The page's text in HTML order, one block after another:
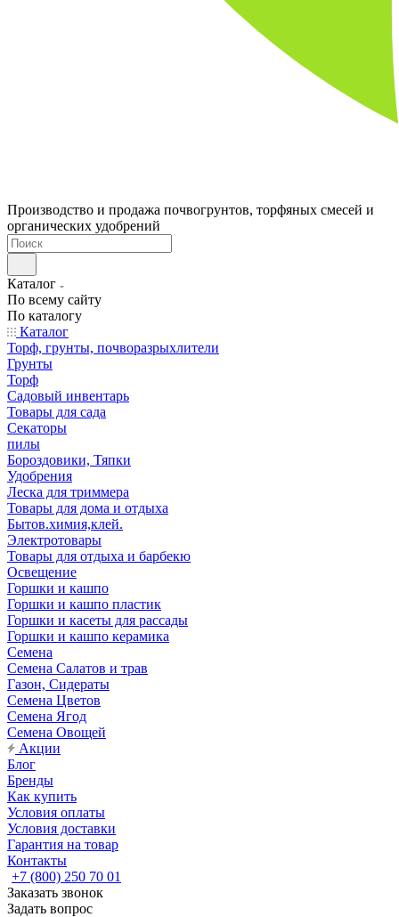
Производство и продажа почвогрунтов, торфяных смесей и
органических удобрений
Каталог
По всему сайту
По каталогу
Каталог
Торф, грунты, почворазрыхлители
Грунты
Торф
Садовый инвентарь
Товары для сада
Секаторы
пилы
Бороздовики, Тяпки
Удобрения
Леска для триммера
Товары для дома и отдыха
Бытов.химия,клей.
Электротовары
Товары для отдыха и барбекю
Освещение
Горшки и кашпо
Горшки и кашпо пластик
Горшки и касеты для рассады
Горшки и кашпо керамика
Семена
Семена Салатов и трав
Газон, Сидераты
Семена Цветов
Семена Ягод
Семена Овощей
Акции
Блог
Бренды
Как купить
Условия оплаты
Условия доставки
Гарантия на товар
Контакты
+7 (800) 250 70 01
Заказать звонок
Задать вопрос